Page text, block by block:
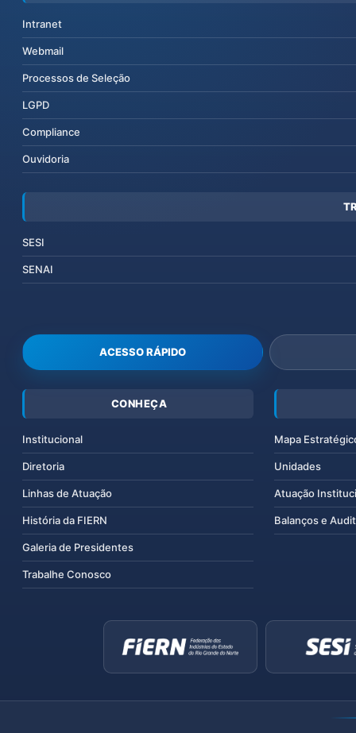
Intranet
Webmail
Processos de Seleção
LGPD
Compliance
Ouvidoria
SESI
SENAI
ACESSO RÁPIDO
CONHEÇA
Institucional
Diretoria
Linhas de Atuação
História da FIERN
Galeria de Presidentes
Trabalhe Conosco
Mapa
Unidades
Atuação
Balanços e